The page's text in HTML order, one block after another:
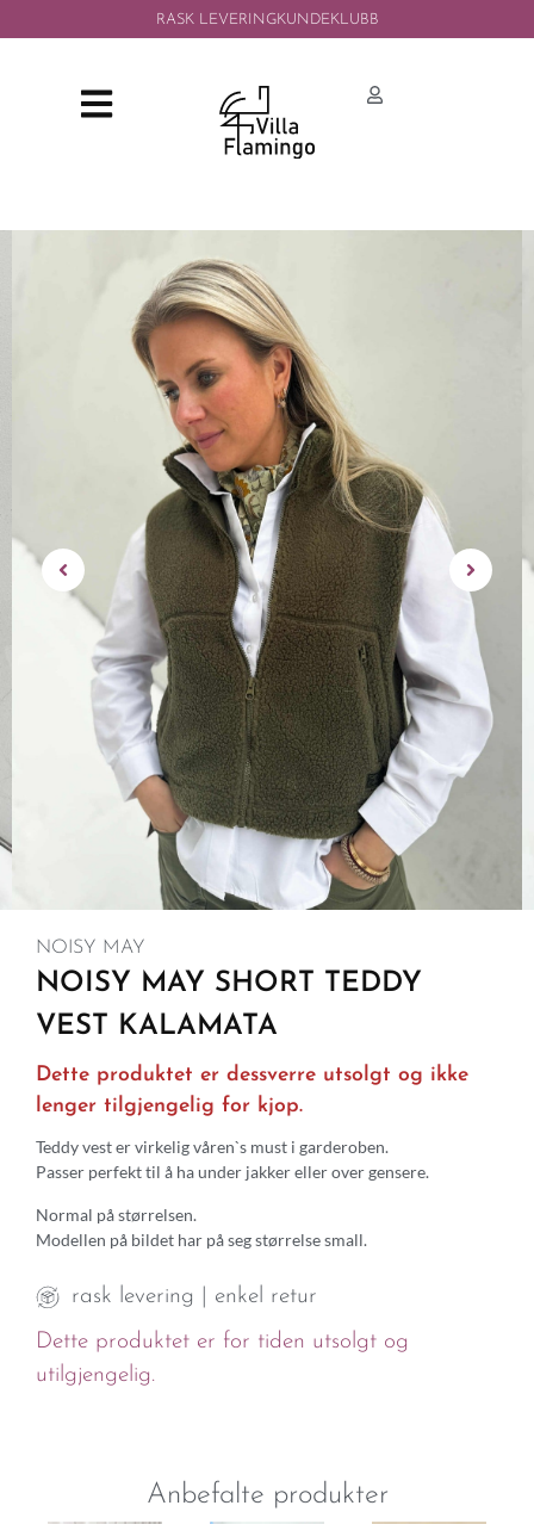
RASK LEVERINGKUNDEKLUBB
NOISY MAY
NOISY MAY SHORT TEDDY
VEST KALAMATA
Dette produktet er dessverre utsolgt og ikke
lenger tilgjengelig for kjop.
Teddy vest er virkelig våren`s must i garderoben.
Passer perfekt til å ha under jakker eller over gensere.
Normal på størrelsen.
Modellen på bildet har på seg størrelse small.
rask levering | enkel retur
Dette produktet er for tiden utsolgt og
utilgjengelig.
Anbefalte produkter